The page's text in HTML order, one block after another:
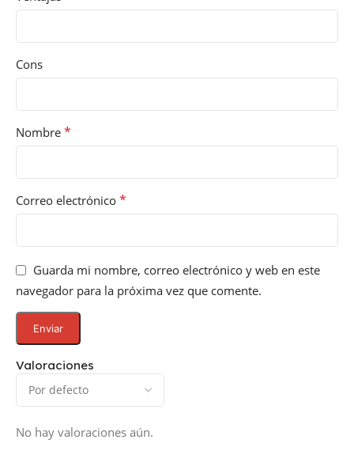
Valoraciones
No hay valoraciones aún.
Cons
Nombre *
Correo electrónico *
Guarda mi nombre, correo electrónico y web en este
navegador para la próxima vez que comente.